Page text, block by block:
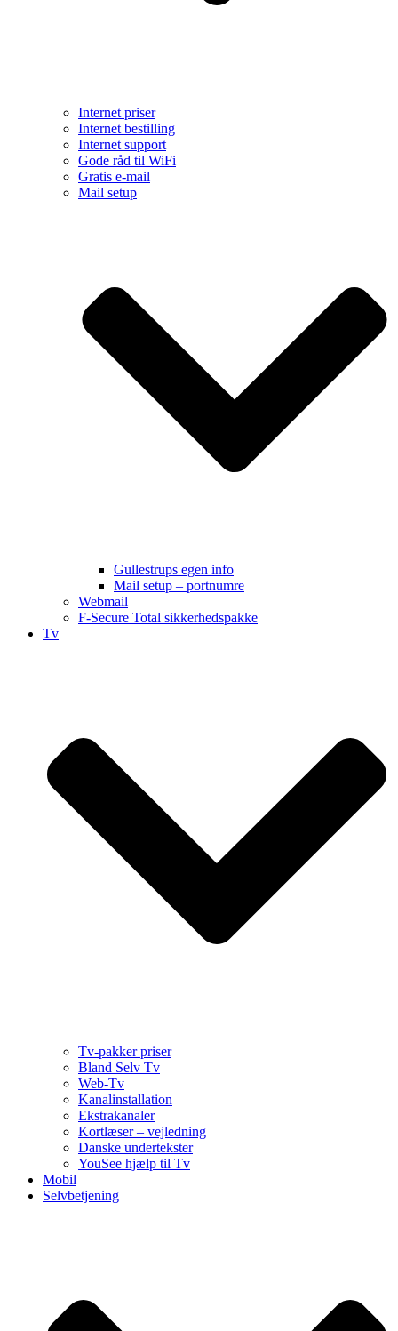
Internet priser
Internet bestilling
Internet support
Gode råd til WiFi
Gratis e-mail
Mail setup
Gullestrups egen info
Mail setup – portnumre
Webmail
F-Secure Total sikkerhedspakke
Tv
Tv-pakker priser
Bland Selv Tv
Web-Tv
Kanalinstallation
Ekstrakanaler
Kortlæser – vejledning
Danske undertekster
YouSee hjælp til Tv
Mobil
Selvbetjening